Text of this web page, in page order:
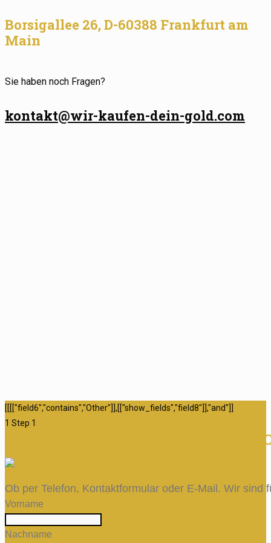
Borsigallee 26, D-60388 Frankfurt am
Main
Sie haben noch Fragen?
kontakt@wir-kaufen-dein-gold.com
[[[["field6","contains","Other"]],[["show_fields","field8"]],"and"]]
1 Step 1
Mit wir-kaufen-dein-gold.com
Ob per Telefon, Kontaktformular oder E-Mail. Wir
Vorname
Nachname